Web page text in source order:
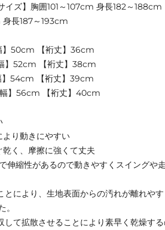
ズ】胸囲101～107cm 身長182～188cm
身長187～193cm
】50cm 【裄丈】36cm
】52cm 【裄丈】38cm
】54cm 【裄丈】39cm
】56cm 【裄丈】40cm
り動きにやすい
く、摩擦に強くて丈夫
伸縮性があるので動きやすくスイングや
により、生地表面からの汚れが離れやす
して拡散させることにより素早く乾燥す